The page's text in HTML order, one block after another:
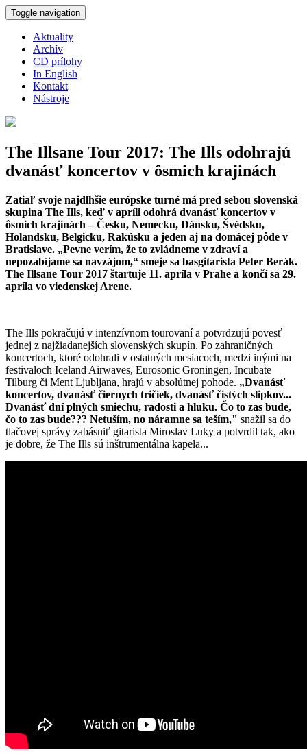
Skočiť na hlavný obsah
Toggle navigation
Aktuality
Archív
CD prílohy
In English
Kontakt
Nástroje
The Illsane Tour 2017: The Ills odohrajú
dvanásť koncertov v ôsmich krajinách
Zatiaľ svoje najdlhšie európske turné má pred sebou slovenská
skupina The Ills, keď v apríli odohrá dvanásť koncertov v
ôsmich krajinách – Česku, Nemecku, Dánsku, Švédsku,
Holandsku, Belgicku, Rakúsku a jeden aj na domácej pôde v
Bratislave. „Pevne verím, že to zvládneme v zdraví a
nepozabíjame sa navzájom,“ smeje sa basgitarista Peter Berák.
The Illsane Tour 2017 štartuje 11. apríla v Prahe a končí sa 29.
apríla vo viedenskej Arene.
The Ills pokračujú v intenzívnom tourovaní a potvrdzujú povesť
jednej z najžiadanejších slovenských skupín. Po zahraničných
koncertoch, ktoré odohrali v ostatných mesiacoch, medzi inými na
festivaloch Iceland Airwaves, Eurosonic Groningen, Incubate
Tilburg či Ment Ljubljana, hrajú v absolútnej pohode. „Dvanásť
koncertov, dvanásť čiernych tričiek, dvanásť čistých slipkov...
Dvanásť dní plných smiechu, radosti a hluku. Čo to zas bude,
čo to zas bude??? Netuším, no náramne sa teším," snažil sa do
tlačovej správy zabásniť gitarista Miroslav Luky a potvrdil tak, ako
je dobre, že The Ills sú inštrumentálna kapela...